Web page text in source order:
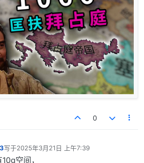
0
写于2025年3月21日 上午7:39
最后由 编辑
空间，